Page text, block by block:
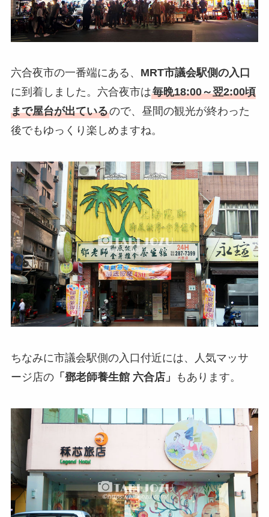
六合夜市の一番端にある、 MRT市議会駅側の入口
に到着しました。六合夜市は毎晩18:00～翌2:00頃
まで屋台が出ているので、昼間の観光が終わった
後でもゆっくり楽しめますね。
ちなみに市議会駅側の入口付近には、人気マッサ
ージ店の「鄧老師養生館 六合店」 もあります。